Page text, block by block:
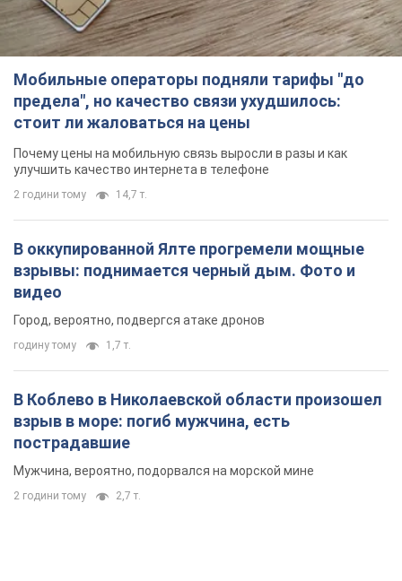
Мобильные операторы подняли тарифы "до
предела", но качество связи ухудшилось:
стоит ли жаловаться на цены
Почему цены на мобильную связь выросли в разы и как
улучшить качество интернета в телефоне
2 години тому 14,7 т.
В оккупированной Ялте прогремели мощные
взрывы: поднимается черный дым. Фото и
видео
Город, вероятно, подвергся атаке дронов
годину тому 1,7 т.
В Коблево в Николаевской области произошел
взрыв в море: погиб мужчина, есть
пострадавшие
Мужчина, вероятно, подорвался на морской мине
2 години тому 2,7 т.